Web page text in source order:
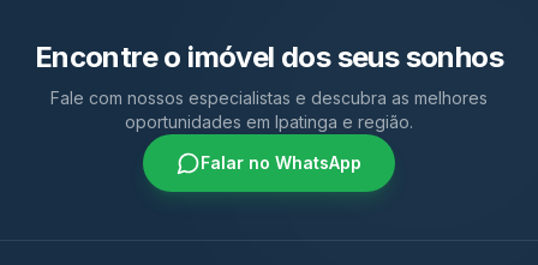
Encontre o imóvel dos seus sonhos
Fale com nossos especialistas e descubra as melhores
oportunidades em Ipatinga e região.
Falar no WhatsApp